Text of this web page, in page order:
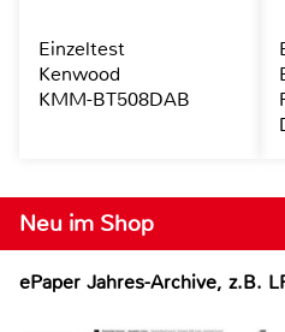
Neu im Shop
ePaper Jahres-Archive, z.B.
Einzeltest
Kenwood
KMM-BT508DAB